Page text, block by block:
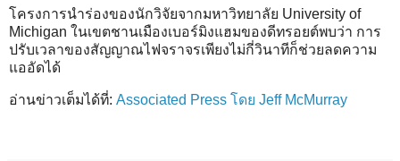
โครงการนำร่องของนักวิจัยจากมหาวิทยาลัย University of
Michigan ในเขตชานเมืองเบอร์มิงแฮมของดีทรอยต์พบว่า การ
ปรับเวลาของสัญญาณไฟจราจรเพียงไม่กี่วินาทีก็ช่วยลดความ
แออัดได้
อ่านข่าวเต็มได้ที่: Associated Press โดย Jeff McMurray